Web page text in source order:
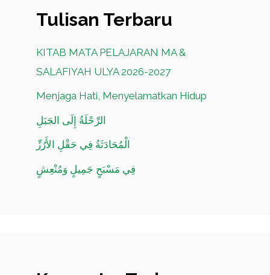
Tulisan Terbaru
KITAB MATA PELAJARAN MA &
SALAFIYAH ULYA 2026-2027
Menjaga Hati, Menyelamatkan Hidup
الرِّحْلَةُ إِلَى الجَبَلِ
الْمُحَادَثَةُ فِي حَقْلِ الأَرُزِّ
فِي مَسْبَحٍ جَمِيلٍ وَمُنْعِشٍ